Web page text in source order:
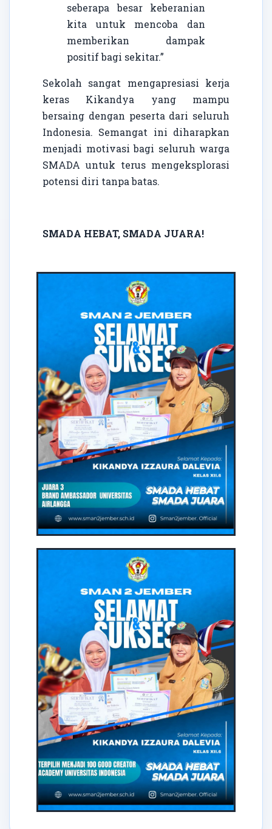
seberapa besar keberanian
kita untuk mencoba dan
memberikan dampak
positif bagi sekitar.”
Sekolah sangat mengapresiasi kerja
keras Kikandya yang mampu
bersaing dengan peserta dari seluruh
Indonesia. Semangat ini diharapkan
menjadi motivasi bagi seluruh warga
SMADA untuk terus mengeksplorasi
potensi diri tanpa batas.
SMADA HEBAT, SMADA JUARA!